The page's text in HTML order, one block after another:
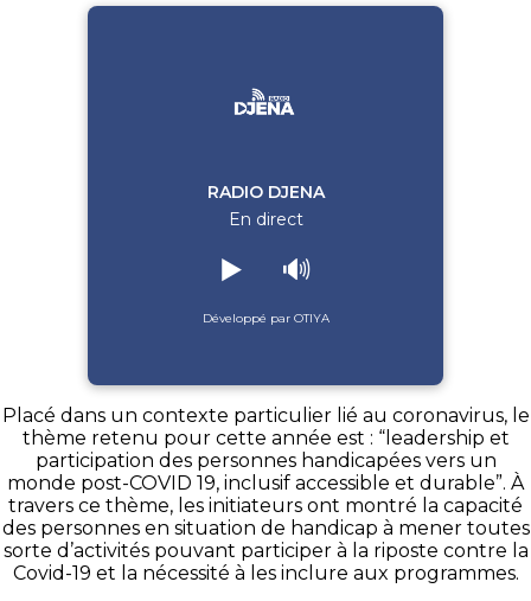
RADIO DJENA
En direct
▶️ 🔊
Développé par OTIYA
Placé dans un contexte particulier lié au coronavirus, le
thème retenu pour cette année est : “leadership et
participation des personnes handicapées vers un
monde post-COVID 19, inclusif accessible et durable”. À
travers ce thème, les initiateurs ont montré la capacité
des personnes en situation de handicap à mener toutes
sorte d’activités pouvant participer à la riposte contre la
Covid-19 et la nécessité à les inclure aux programmes.